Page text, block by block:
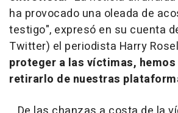
ha provocado una oleada de
testigo", expresó en su cuenta
Twitter) el periodista Harry
proteger a las víctimas,
retirarlo de nuestras